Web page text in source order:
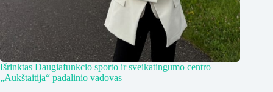
Išrinktas Daugiafunkcio sporto ir sveikatingumo centro
„Aukštaitija“ padalinio vadovas